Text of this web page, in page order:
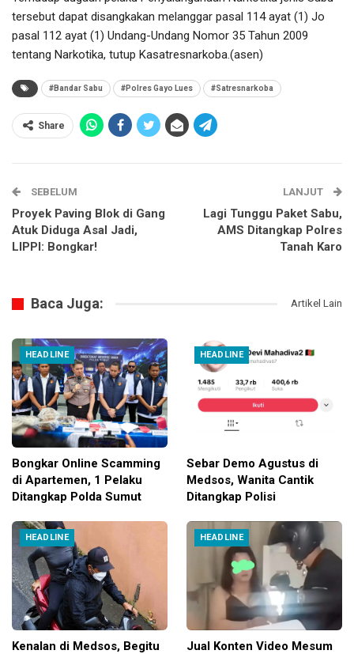
tersebut dapat disangkakan melanggar pasal 114 ayat (1) Jo
pasal 112 ayat (1) Undang-Undang Nomor 35 Tahun 2009
tentang Narkotika, tutup Kasatresnarkoba.(asen)
#Bandar Sabu #Polres Gayo Lues #Satresnarkoba
Share
SEBELUM
Proyek Paving Blok di Gang
Atuk Diduga Asal Jadi,
LIPPI: Bongkar!
LANJUT
Lagi Tunggu Paket Sabu,
AMS Ditangkap Polres
Tanah Karo
Baca Juga: Artikel Lain
HEADLINE
Bongkar Online Scamming
di Apartemen, 1 Pelaku
Ditangkap Polda Sumut
HEADLINE
Sebar Demo Agustus di
Medsos, Wanita Cantik
Ditangkap Polisi
HEADLINE
Kenalan di Medsos, Begitu
HEADLINE
Jual Konten Video Mesum